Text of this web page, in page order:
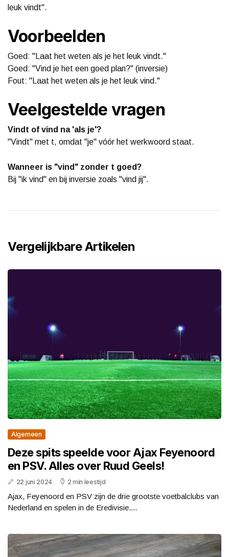
leuk vindt".
Voorbeelden
Goed: "Laat het weten als je het leuk vindt."
Goed: "Vind je het een goed plan?" (inversie)
Fout: "Laat het weten als je het leuk vind."
Veelgestelde vragen
Vindt of vind na 'als je'?
"Vindt" met t, omdat "je" vóór het werkwoord staat.
Wanneer is "vind" zonder t goed?
Bij "ik vind" en bij inversie zoals "vind jij".
Vergelijkbare Artikelen
Algemeen
Deze spits speelde voor Ajax Feyenoord
en PSV. Alles over Ruud Geels!
22 juni 2024 2 min leestijd
Ajax, Feyenoord en PSV zijn de drie grootste voetbalclubs van
Nederland en spelen in de Eredivisie....